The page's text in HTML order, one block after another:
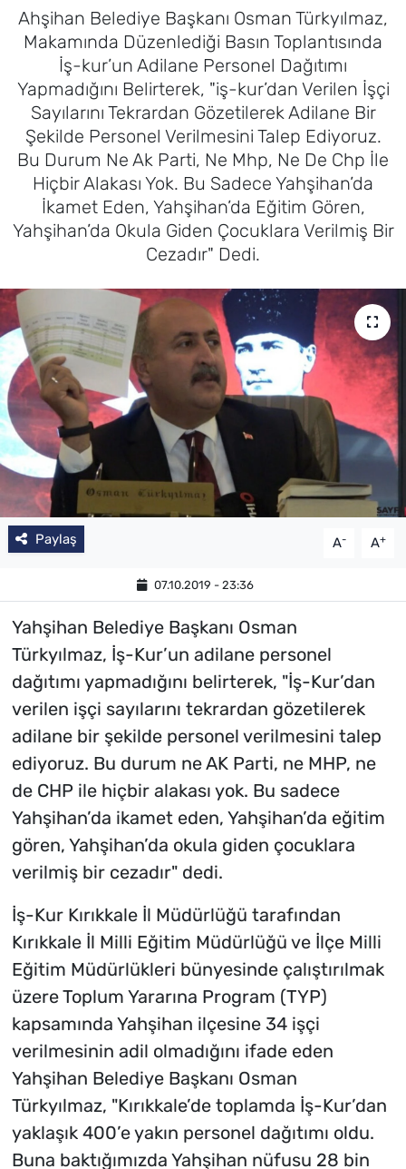
Ahşihan Belediye Başkanı Osman Türkyılmaz,
Makamında Düzenlediği Basın Toplantısında
İş-kur’un Adilane Personel Dağıtımı
Yapmadığını Belirterek, "iş-kur’dan Verilen İşçi
Sayılarını Tekrardan Gözetilerek Adilane Bir
Şekilde Personel Verilmesini Talep Ediyoruz.
Bu Durum Ne Ak Parti, Ne Mhp, Ne De Chp İle
Hiçbir Alakası Yok. Bu Sadece Yahşihan’da
İkamet Eden, Yahşihan’da Eğitim Gören,
Yahşihan’da Okula Giden Çocuklara Verilmiş Bir
Cezadır" Dedi.
Paylaş A- A+
07.10.2019 - 23:36
Yahşihan Belediye Başkanı Osman
Türkyılmaz, İş-Kur’un adilane personel
dağıtımı yapmadığını belirterek, "İş-Kur’dan
verilen işçi sayılarını tekrardan gözetilerek
adilane bir şekilde personel verilmesini talep
ediyoruz. Bu durum ne AK Parti, ne MHP, ne
de CHP ile hiçbir alakası yok. Bu sadece
Yahşihan’da ikamet eden, Yahşihan’da eğitim
gören, Yahşihan’da okula giden çocuklara
verilmiş bir cezadır" dedi.
İş-Kur Kırıkkale İl Müdürlüğü tarafından
Kırıkkale İl Milli Eğitim Müdürlüğü ve İlçe Milli
Eğitim Müdürlükleri bünyesinde çalıştırılmak
üzere Toplum Yararına Program (TYP)
kapsamında Yahşihan ilçesine 34 işçi
verilmesinin adil olmadığını ifade eden
Yahşihan Belediye Başkanı Osman
Türkyılmaz, "Kırıkkale’de toplamda İş-Kur’dan
yaklaşık 400’e yakın personel dağıtımı oldu.
Buna baktığımızda Yahşihan nüfusu 28 bin